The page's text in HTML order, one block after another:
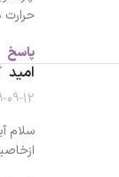
حرارت
پاسخ
امید
2019-09-12
سلام